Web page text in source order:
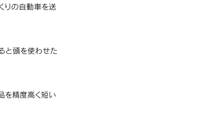
りの自動車を送
と頭を使わせた
を精度高く短い